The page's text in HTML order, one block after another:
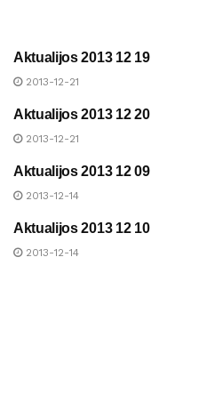
UAB „ANYKŠČIŲ ŠILUMA“
Aktualijos 2013 12 19
2013-12-21
UAB „ANYKŠČIŲ ŠILUMA“
Aktualijos 2013 12 20
2013-12-21
UAB „ANYKŠČIŲ ŠILUMA“
Aktualijos 2013 12 09
2013-12-14
UAB „ANYKŠČIŲ ŠILUMA“
Aktualijos 2013 12 10
2013-12-14